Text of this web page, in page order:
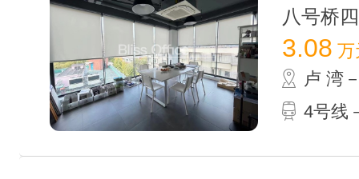
八号桥
3.08 万
卢 湾
4号线